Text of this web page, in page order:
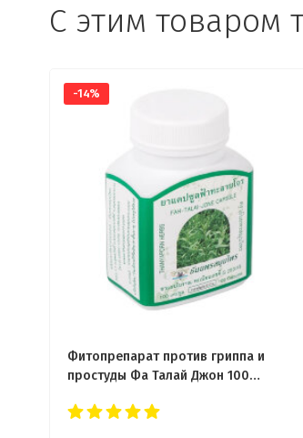
C этим товаром
-14%
Фитопрепарат против гриппа и
простуды Фа Талай Джон 100